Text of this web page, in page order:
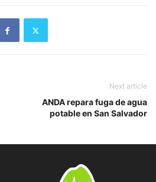
Next article
ANDA repara fuga de agua
potable en San Salvador